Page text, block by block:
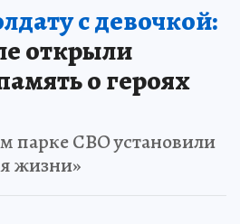
с девочкой:
открыли
о героях
парке СВО установили
жизни»